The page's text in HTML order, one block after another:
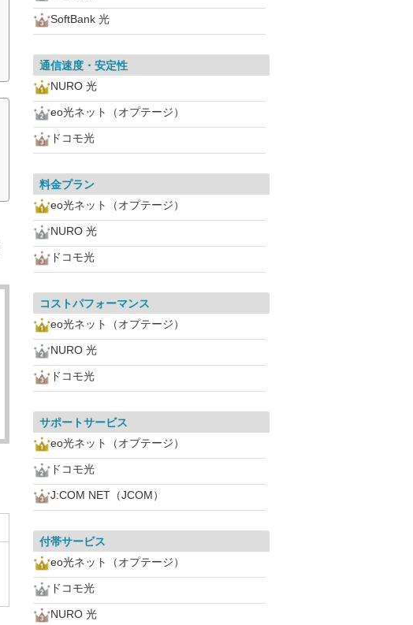
SoftBank 光
通信速度・安定性
NURO 光
eo光ネット（オプテージ）
ドコモ光
料金プラン
eo光ネット（オプテージ）
NURO 光
ドコモ光
コストパフォーマンス
eo光ネット（オプテージ）
NURO 光
ドコモ光
サポートサービス
eo光ネット（オプテージ）
ドコモ光
J:COM NET（JCOM）
付帯サービス
eo光ネット（オプテージ）
ドコモ光
NURO 光